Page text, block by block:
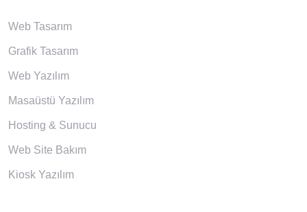
Web Tasarım
Grafik Tasarım
Web Yazılım
Masaüstü Yazılım
Hosting & Sunucu
Web Site Bakım
Kiosk Yazılım